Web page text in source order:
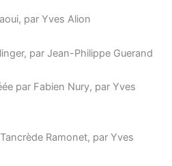
par Yves Alion
par Jean-Philippe Guerand
par Fabien Nury, par Yves
Ramonet, par Yves